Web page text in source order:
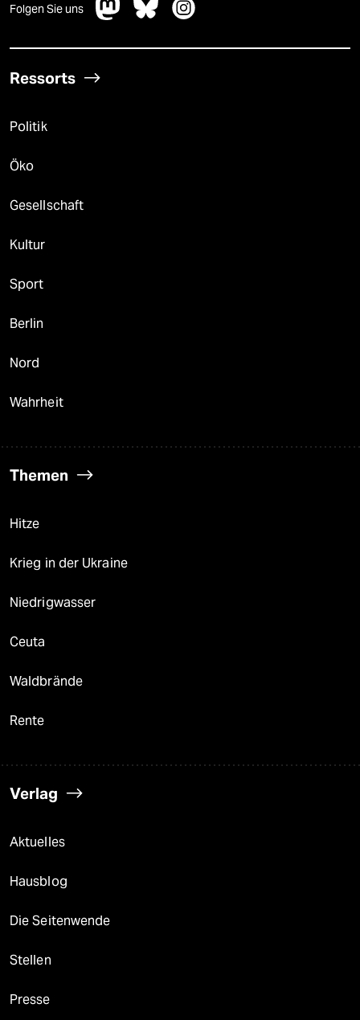
Folgen Sie uns
Ressorts
Politik
Öko
Gesellschaft
Kultur
Sport
Berlin
Nord
Wahrheit
Themen
Hitze
Krieg in der Ukraine
Niedrigwasser
Ceuta
Waldbrände
Rente
Verlag
Aktuelles
Hausblog
Die Seitenwende
Stellen
Presse